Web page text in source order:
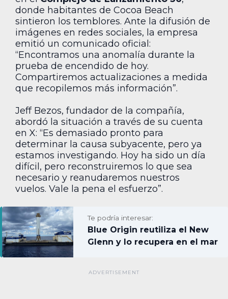
donde habitantes de Cocoa Beach
sintieron los temblores. Ante la difusión de
imágenes en redes sociales, la empresa
emitió un comunicado oficial:
“Encontramos una anomalía durante la
prueba de encendido de hoy.
Compartiremos actualizaciones a medida
que recopilemos más información”.
Jeff Bezos, fundador de la compañía,
abordó la situación a través de su cuenta
en X: “Es demasiado pronto para
determinar la causa subyacente, pero ya
estamos investigando. Hoy ha sido un día
difícil, pero reconstruiremos lo que sea
necesario y reanudaremos nuestros
vuelos. Vale la pena el esfuerzo”.
Te podría interesar:
Blue Origin reutiliza el New
Glenn y lo recupera en el mar